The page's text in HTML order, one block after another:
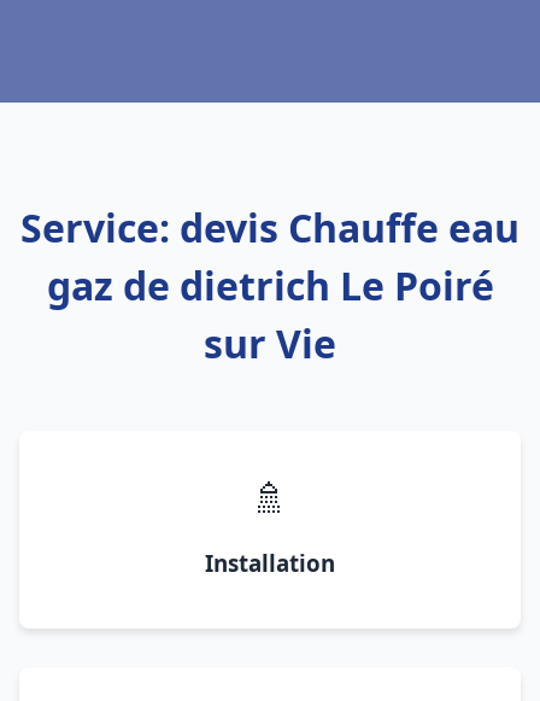
Service: devis Chauffe eau
gaz de dietrich Le Poiré
sur Vie
🚿
Installation